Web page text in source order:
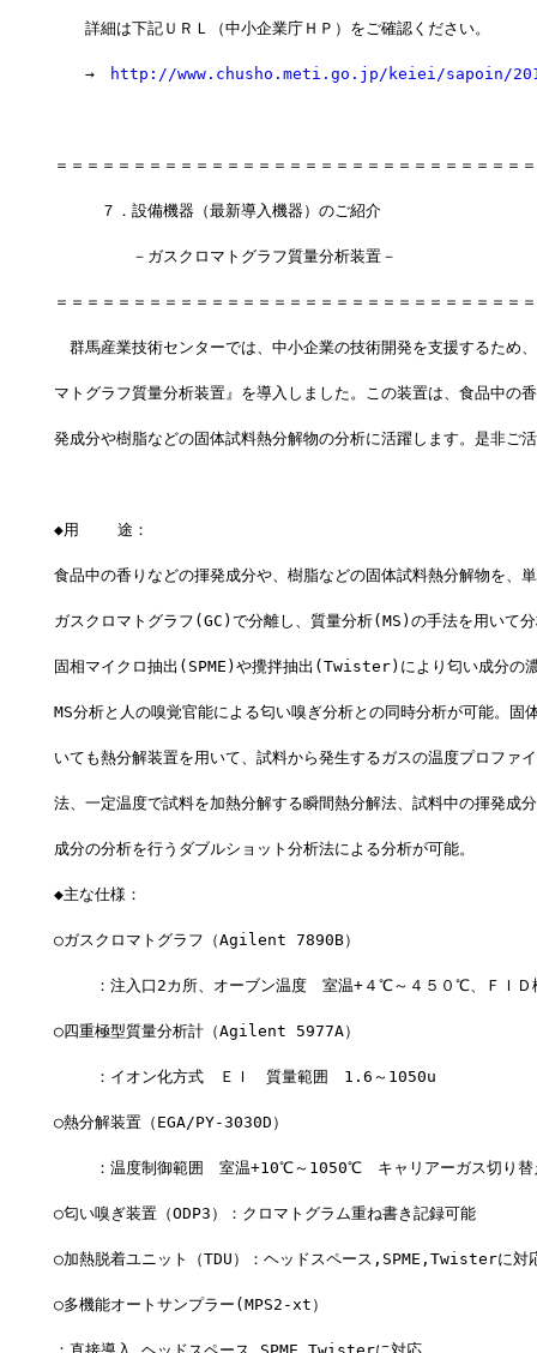
詳細は下記ＵＲＬ（中小企業庁ＨＰ）をご確認ください。
→ http://www.chusho.meti.go.jp/keiei/sapoin/
＝＝＝＝＝＝＝＝＝＝＝＝＝＝＝＝＝＝＝＝＝＝＝＝＝＝＝＝＝＝
７．設備機器（最新導入機器）のご紹介
－ガスクロマトグラフ質量分析装置－
＝＝＝＝＝＝＝＝＝＝＝＝＝＝＝＝＝＝＝＝＝＝＝＝＝＝＝＝＝＝
群馬産業技術センターでは、中小企業の技術開発を支援するため
マトグラフ質量分析装置』を導入しました。この装置は、食品中の
発成分や樹脂などの固体試料熱分解物の分析に活躍します。是非ご
◆用    途：
食品中の香りなどの揮発成分や、樹脂などの固体試料熱分解物を、
ガスクロマトグラフ(GC)で分離し、質量分析(MS)の手法を用いて
固相マイクロ抽出(SPME)や攪拌抽出(Twister)により匂い成分の
MS分析と人の嗅覚官能による匂い嗅ぎ分析との同時分析が可能。固
いても熱分解装置を用いて、試料から発生するガスの温度プロファ
法、一定温度で試料を加熱分解する瞬間熱分解法、試料中の揮発成
成分の分析を行うダブルショット分析法による分析が可能。
◆主な仕様：
○ガスクロマトグラフ（Agilent 7890B）
：注入口2カ所、オーブン温度　室温+４℃～４５０℃、ＦＩＤ
○四重極型質量分析計（Agilent 5977A）
：イオン化方式　ＥＩ　質量範囲　1.6～1050u
○熱分解装置（EGA/PY-3030D）
：温度制御範囲　室温+10℃～1050℃　キャリアーガス切り替
○匂い嗅ぎ装置（ODP3）：クロマトグラム重ね書き記録可能
○加熱脱着ユニット（TDU）：ヘッドスペース,SPME,Twisterに対
○多機能オートサンプラー(MPS2-xt）